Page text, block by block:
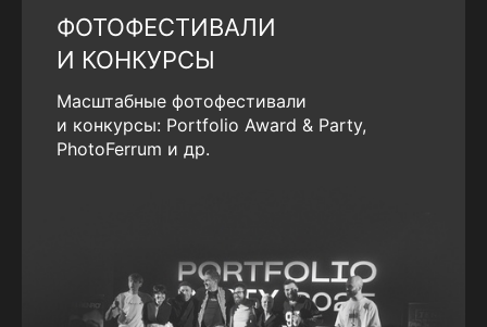
ФОТОФЕСТИВАЛИ
И КОНКУРСЫ
Масштабные фотофестивали
и конкурсы: Portfolio Award & Party,
PhotoFerrum и др.